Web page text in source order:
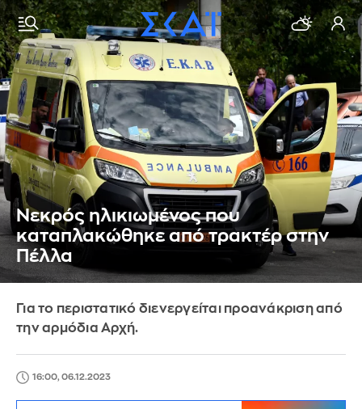
Νεκρός ηλικιωμένος που
καταπλακώθηκε από τρακτέρ στην
Πέλλα
Για το περιστατικό διενεργείται προανάκριση από
την αρμόδια Αρχή.
16:00, 06.12.2023